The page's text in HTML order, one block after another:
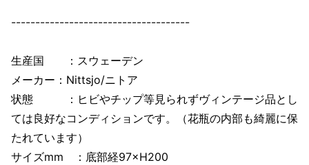
-------------------------------------
生産国 ：スウェーデン
メーカー：Nittsjo/ニトア
状態 ：ヒビやチップ等見られずヴィンテージ品とし
ては良好なコンディションです。（花瓶の内部も綺麗に保
たれています）
サイズmm ：底部経97×H200